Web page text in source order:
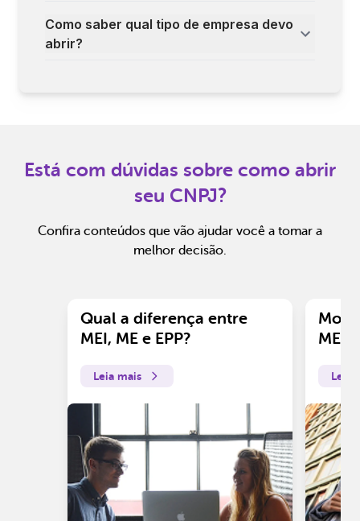
Como saber qual tipo de empresa devo
abrir?
Está com dúvidas sobre como abrir
seu CNPJ?
Confira conteúdos que vão ajudar você a tomar a
melhor decisão.
Qual a diferença entre
MEI, ME e EPP?
Leia mais
ME?
Leia